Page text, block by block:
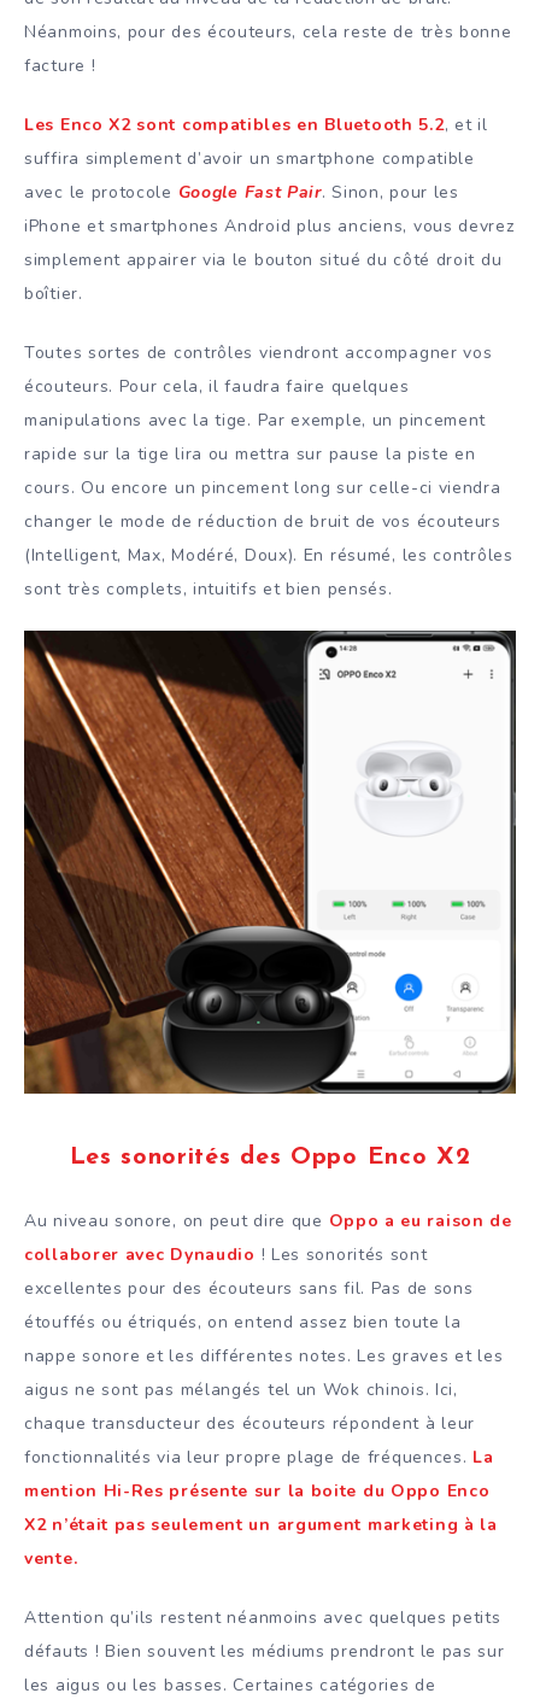
Néanmoins, pour des écouteurs, cela reste de très bonne
facture !
Les Enco X2 sont compatibles en Bluetooth 5.2, et il
suffira simplement d’avoir un smartphone compatible
avec le protocole Google Fast Pair. Sinon, pour les
iPhone et smartphones Android plus anciens, vous devrez
simplement appairer via le bouton situé du côté droit du
boîtier.
Toutes sortes de contrôles viendront accompagner vos
écouteurs. Pour cela, il faudra faire quelques
manipulations avec la tige. Par exemple, un pincement
rapide sur la tige lira ou mettra sur pause la piste en
cours. Ou encore un pincement long sur celle-ci viendra
changer le mode de réduction de bruit de vos écouteurs
(Intelligent, Max, Modéré, Doux). En résumé, les contrôles
sont très complets, intuitifs et bien pensés.
Les sonorités des Oppo Enco X2
Au niveau sonore, on peut dire que Oppo a eu raison de
collaborer avec Dynaudio ! Les sonorités sont
excellentes pour des écouteurs sans fil. Pas de sons
étouffés ou étriqués, on entend assez bien toute la
nappe sonore et les différentes notes. Les graves et les
aigus ne sont pas mélangés tel un Wok chinois. Ici,
chaque transducteur des écouteurs répondent à leur
fonctionnalités via leur propre plage de fréquences. La
mention Hi-Res présente sur la boite du Oppo Enco
X2 n’était pas seulement un argument marketing à la
vente.
Attention qu’ils restent néanmoins avec quelques petits
défauts ! Bien souvent les médiums prendront le pas sur
les aigus ou les basses. Certaines catégories de